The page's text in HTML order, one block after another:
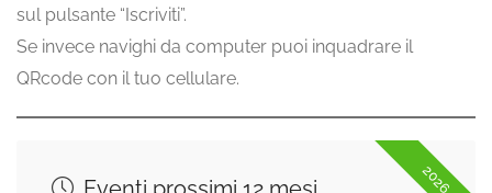
sul pulsante “Iscriviti”.
Se invece navighi da computer puoi inquadrare il
QRcode con il tuo cellulare.
2026